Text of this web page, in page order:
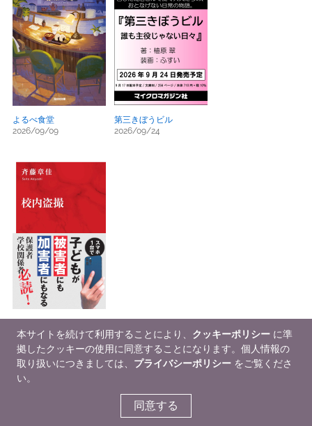
よるべ食堂
2026/09/09
第三きぼうビル
2026/09/24
2026/08/07
本サイトを続けて利用することにより、 クッキーポリシー に準
拠したクッキーの使用に同意することになります。個人情報の
取り扱いにつきましては、 プライバシーポリシー をご覧くださ
い。
同意する